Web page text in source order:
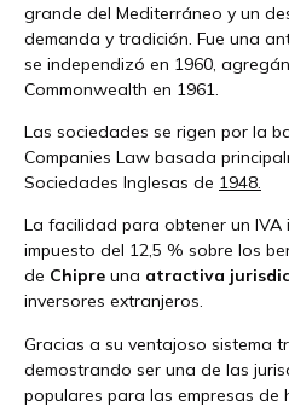
grande del Mediterráneo y un
demanda y tradición. Fue una
se independizó en 1960,
Commonwealth en 1961.
Las sociedades se rigen por la
Companies Law basada
Sociedades Inglesas de 1948.
La facilidad para obtener un IVA
impuesto del 12,5 % sobre los
de Chipre una atractiva
inversores extranjeros.
Gracias a su ventajoso sistema
demostrando ser una de las
populares para las empresas de